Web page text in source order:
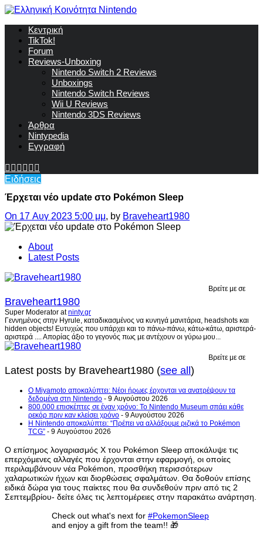
Κεντρική
TikTok!
Forum
Reviews-Unboxing
Nintendo Switch 2 Reviews
Unboxings
Nintendo Switch Reviews
Wii U Reviews
Nintendo 3DS Reviews
Άρθρα
Nintypedia
Εγγραφή
Ειδήσεις
Έρχεται νέο update στο Pokémon Sleep
On 17 Αυγ 2023 5:00 μμ, by Braveheart1980
About
Latest Posts
Βρείτε με σε
Braveheart1980
Super Moderator atninty.gr
Γεννημένος στην Hyrule, καταδικασμένος να κυνηγά μανιτάρια, headshots και
hidden objects! Ευτυχώς που υπάρχει και το πάνω-πάνω, κάτω-κάτω, αριστερά-
αριστερά .... Απορίας άξιο το γεγονός πως με αντέχουν οι γύρω μου...
Βρείτε με σε
Latest posts by Braveheart1980 (see all)
Ο Miyamoto αποκαλύπτει: Νέοι ήρωες έρχονται να ανατρέψουν τα
δεδομένα στη Nintendo - 9 Αυγούστου 2026
800.000 επισκέπτες σε έναν χρόνο: Το Nintendo Museum σπάει κάθε
ρεκόρ πριν καν κλείσει χρόνο - 9 Αυγούστου 2026
Η Nintendo αποκαλύπτει: “Πρέπει να αλλάξουμε ριζικά το Pokémon
TCG” - 9 Αυγούστου 2026
Ο επίσημος λογαριασμός X του Pokémon Sleep αποκάλυψε τις
επερχόμενες αλλαγές που έρχονται στην εφαρμογή, οι οποίες
περιλαμβάνουν νέα Pokémon, προσθήκη περισσότερων
χαλαρωτικών ήχων και διορθώσεις σφαλμάτων. Θα δοθούν επίσης
ειδικά δώρα για τους παίκτες που θα συνδεθούν πριν από τις 2
Σεπτεμβρίου- δείτε όλες τις λεπτομέρειες στην παρακάτω ανάρτηση.
Check out what's next for #PokemonSleep
and enjoy a gift from the team!! 🎁